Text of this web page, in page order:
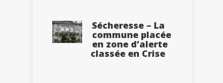
Sécheresse – La
commune placée
en zone d’alerte
classée en Crise